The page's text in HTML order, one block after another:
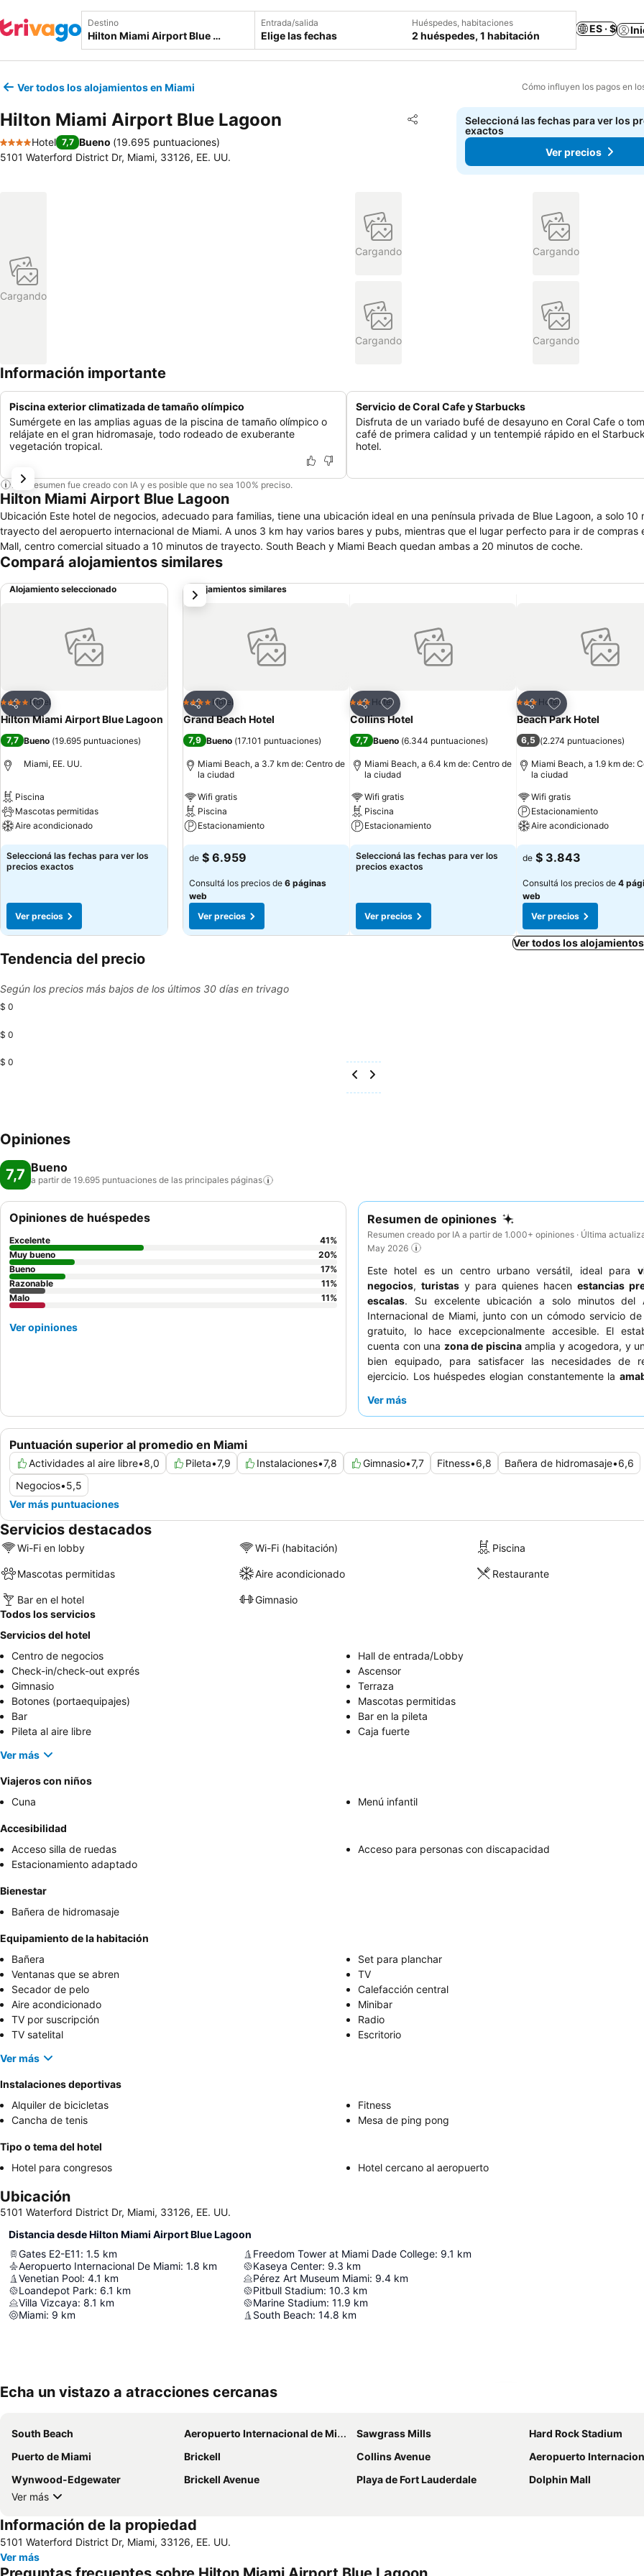
Destino Entrada/salida
Elige las fechas
Huéspedes, habitaciones
2 huéspedes, 1 habitación
ES · $
Ver todos los alojamientos en Miami Cómo influyen los pagos en
Hilton Miami Airport Blue Lagoon Compartir
Añadir a favoritos
4 Estrellas
Hotel 7,7 Bueno (19.695 puntuaciones)
5101 Waterford District Dr, Miami, 33126, EE. UU.
Seleccioná las fechas para ver los
exactos
Ver precios
Cargando
Cargando Cargando
Cargando Cargando
Información importante
Piscina exterior climatizada de tamaño olímpico
Sumérgete en las amplias aguas de la piscina de tamaño olímpico o
relájate en el gran hidromasaje, todo rodeado de exuberante
vegetación tropical.
Servicio de Coral Cafe y Starbucks
Disfruta de un variado bufé de desayuno en Coral Cafe o
café de primera calidad y un tentempié rápido en el
hotel.
Este resumen fue creado con IA y es posible que no sea 100% preciso.
Hilton Miami Airport Blue Lagoon
Ubicación Este hotel de negocios, adecuado para familias, tiene una ubicación ideal en una península privada de Blue Lagoon, a solo 10
trayecto del aeropuerto internacional de Miami. A unos 3 km hay varios bares y pubs, mientras que el lugar perfecto para ir de compras
Mall, centro comercial situado a 10 minutos de trayecto. South Beach y Miami Beach quedan ambas a 20 minutos de coche.
Compará alojamientos similares
Alojamiento seleccionado
Compartir
Añadir a favoritos
4 EstrellasHotel
Hilton Miami Airport Blue Lagoon
7,7 Bueno (19.695 puntuaciones)
Miami, EE. UU.
Piscina
Mascotas permitidas
Aire acondicionado
Ver precios
Seleccioná las fechas para ver los
precios exactos
Ver precios
Alojamientos similares
Compartir
Añadir a favoritos
4 EstrellasHotel
Grand Beach Hotel
7,9 Bueno (17.101 puntuaciones)
Miami Beach, a 3.7 km de: Centro de
la ciudad
Wifi gratis
Piscina
Estacionamiento
Ver precios
de $ 6.959
Consultá los precios de 6 páginas
web
Ver precios
Compartir
Añadir a favoritos
3 Estrellas
Hotel
Collins Hotel
7,7 Bueno (6.344 puntuaciones)
Miami Beach, a 6.4 km de: Centro de
la ciudad
Wifi gratis
Piscina
Estacionamiento
Ver precios
Seleccioná las fechas para ver los
precios exactos
Ver precios
Compartir
Añadir a favoritos
3 Estrellas
Hotel
Beach Park Hotel
6,5 (2.274 puntuaciones)
Miami Beach, a 1.9 km de:
la ciudad
Wifi gratis
Estacionamiento
Aire acondicionado
Ver precios
de $ 3.843
Consultá los precios de 4
web
Ver precios
siguiente
Ver todos los
Tendencia del precio
Según los precios más bajos de los últimos 30 días en trivago
$ 0
$ 0
$ 0
Opiniones
7,7 Bueno
a partir de 19.695 puntuaciones de las principales páginas
Resumen de opiniones
Resumen creado por IA a partir de 1.000+ opiniones · Última
May 2026
Este hotel es un centro urbano versátil, ideal para
negocios, turistas y para quienes hacen estancias
escalas. Su excelente ubicación a solo minutos del
Internacional de Miami, junto con un cómodo servicio
gratuito, lo hace excepcionalmente accesible. El
cuenta con una zona de piscinaamplia y acogedora, y
bien equipado, para satisfacer las necesidades de
ejercicio. Los huéspedes elogian constantemente la
desayuno bufé
Ver más
Puntuación superior al promedio en Miami
Actividades al aire libre•8,0 Pileta•7,9 Instalaciones•7,8 Gimnasio•7,7 Fitness•6,8 Bañera de hidromasaje•6,6
Negocios•5,5
Ver más puntuaciones
Opiniones de huéspedes
Excelente 41%
Muy bueno
20%
Bueno
17%
Razonable
11%
Malo
11%
Ver opiniones
Servicios destacados
Wi-Fi en lobby Wi-Fi (habitación) Piscina
Mascotas permitidas Aire acondicionado Restaurante
Bar en el hotel
Gimnasio
Todos los servicios
Servicios del hotel
Centro de negocios
Hall de entrada/Lobby
Check-in/check-out exprés
Ascensor
Gimnasio
Terraza
Botones (portaequipajes)
Mascotas permitidas
Bar
Bar en la pileta
Pileta al aire libre
Caja fuerte
Ver más
Viajeros con niños
Cuna
Menú infantil
Accesibilidad
Acceso silla de ruedas
Acceso para personas con discapacidad
Estacionamiento adaptado
Bienestar
Bañera de hidromasaje
Equipamiento de la habitación
Bañera
Set para planchar
Ventanas que se abren
TV
Secador de pelo
Calefacción central
Aire acondicionado
Minibar
TV por suscripción
Radio
TV satelital
Escritorio
Ver más
Instalaciones deportivas
Alquiler de bicicletas
Fitness
Cancha de tenis
Mesa de ping pong
Tipo o tema del hotel
Hotel para congresos
Hotel cercano al aeropuerto
Ubicación
5101 Waterford District Dr, Miami, 33126, EE. UU.
Distancia desde Hilton Miami Airport Blue Lagoon
Gates E2-E11: 1.5 km
Aeropuerto Internacional De Miami: 1.8 km
Venetian Pool: 4.1 km
Loandepot Park: 6.1 km
Villa Vizcaya: 8.1 km
Miami: 9 km
Freedom Tower at Miami Dade College: 9.1 km
Kaseya Center: 9.3 km
Pérez Art Museum Miami: 9.4 km
Pitbull Stadium: 10.3 km
Marine Stadium: 11.9 km
South Beach: 14.8 km
Echa un vistazo a atracciones cercanas
South Beach Aeropuerto Internacional de Miami Sawgrass Mills
Hard Rock Stadium
Puerto de Miami
Brickell Collins Avenue
Aeropuerto Internacional Fort
Wynwood-Edgewater
Brickell Avenue Playa de Fort Lauderdale
Dolphin Mall
Ver más
Información de la propiedad
5101 Waterford District Dr, Miami, 33126, EE. UU.
Ver más